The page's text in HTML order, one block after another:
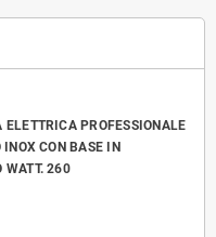
ELETTRICA PROFESSIONALE
INOX CON BASE IN
WATT. 260